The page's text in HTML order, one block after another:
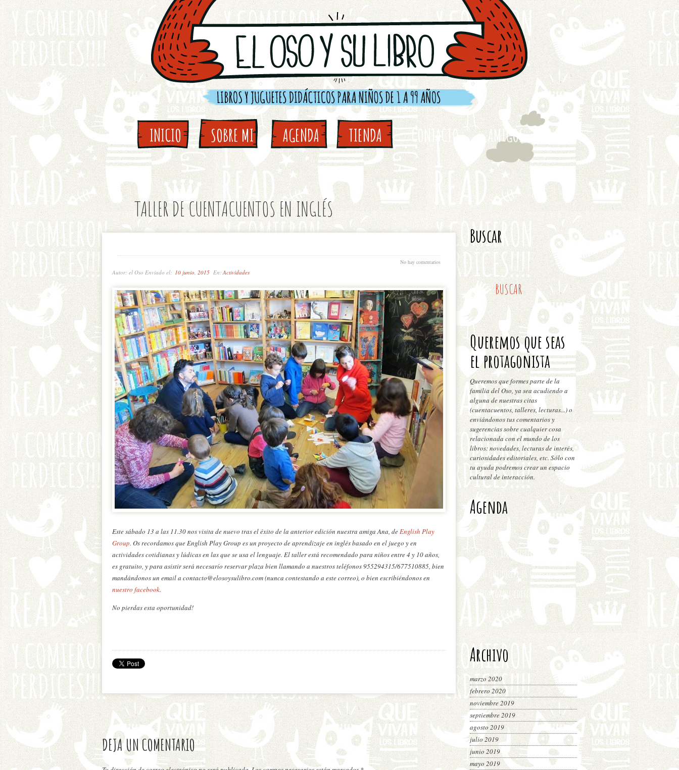
INICIO SOBRE MI AGENDA TIENDA CONTACTO AMIGOS
TALLER DE CUENTACUENTOS EN INGLÉS
No hay comentarios
Autor: el Oso Enviado el: 10 junio, 2015 En: Actividades
Este sábado 13 a las 11.30 nos visita de nuevo tras el éxito de la anterior edición nuestra amiga Ana, de English Play
Group. Os recordamos que English Play Group es un proyecto de aprendizaje en inglés basado en el juego y en
actividades cotidianas y lúdicas en las que se usa el lenguaje. El taller está recomendado para niños entre 4 y 10 años,
es gratuito, y para asistir será necesarío reservar plaza bien llamando a nuestros teléfonos 955294315/677510885, bien
mandándonos un email a contacto@elosoysulibro.com (nunca contestando a este correo), o bien escribiéndonos en
nuestro facebook.
No pierdas esta oportunidad!
DEJA UN COMENTARIO
Buscar
Queremos que seas
el protagonista
Queremos que formes parte de la
familia del Oso, ya sea acudiendo a
alguna de nuestras citas
(cuentacuentos, talleres, lecturas...) o
enviándonos tus comentarios y
sugerencias sobre cualquier cosa
relacionada con el mundo de los
libros: novedades, lecturas de interés,
curiosidades editoriales, etc. Sólo con
tu ayuda podremos crear un espacio
cultural de interacción.
Agenda
Actividades
El Oso recomienda
Lo que dicen de nosotros
Novedades editoriales
Sin categoría
Archivo
marzo 2020
febrero 2020
noviembre 2019
septiembre 2019
agosto 2019
julio 2019
junio 2019
mayo 2019